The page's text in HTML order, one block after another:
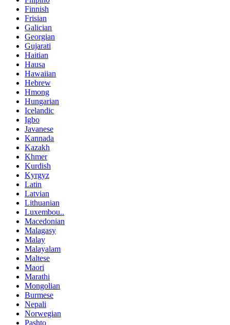
Finnish
Frisian
Galician
Georgian
Gujarati
Haitian
Hausa
Hawaiian
Hebrew
Hmong
Hungarian
Icelandic
Igbo
Javanese
Kannada
Kazakh
Khmer
Kurdish
Kyrgyz
Latin
Latvian
Lithuanian
Luxembou..
Macedonian
Malagasy
Malay
Malayalam
Maltese
Maori
Marathi
Mongolian
Burmese
Nepali
Norwegian
Pashto